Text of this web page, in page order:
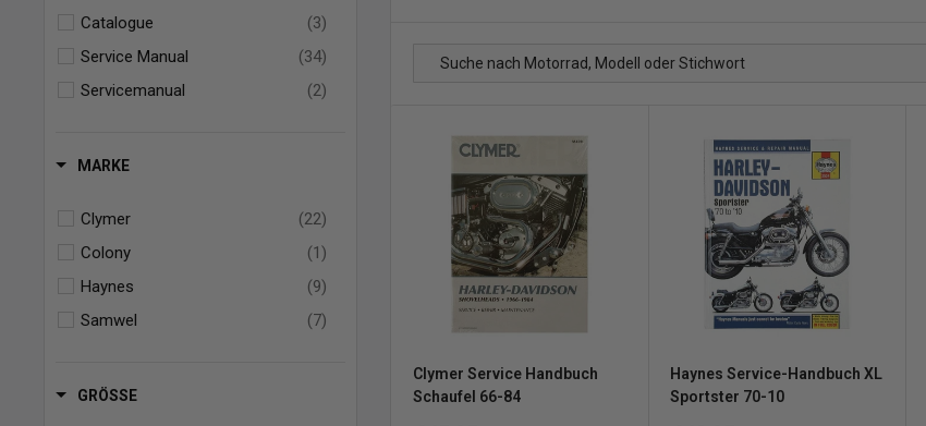
Catalogue
(3)
Service Manual
(34)
Servicemanual
(2)
MARKE
Clymer
(22)
Colony
(1)
Haynes
(9)
Samwel
(7)
GRÖSSE
Clymer Service Handbuch
Schaufel 66-84
Haynes Service-Handbuch XL
Sportster 70-10